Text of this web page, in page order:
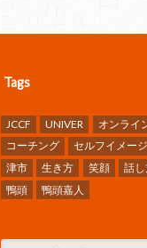
Tags
JCCF UNIVER オンライ
コーチング
セルフイメージ
津市
生き方 笑顔 話
鴨頭
鴨頭嘉人